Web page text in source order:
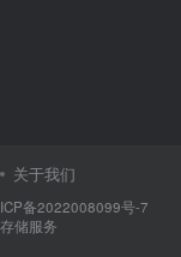
关于我们
备2022008099号-7
储服务